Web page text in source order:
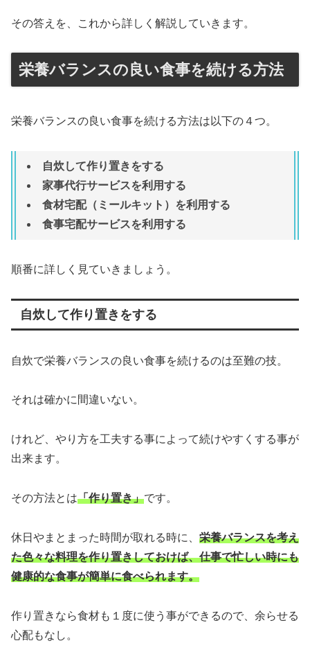
その答えを、これから詳しく解説していきます。
栄養バランスの良い食事を続ける方法
栄養バランスの良い食事を続ける方法は以下の４つ。
自炊して作り置きをする
家事代行サービスを利用する
食材宅配（ミールキット）を利用する
食事宅配サービスを利用する
順番に詳しく見ていきましょう。
自炊して作り置きをする
自炊で栄養バランスの良い食事を続けるのは至難の技。
それは確かに間違いない。
けれど、やり方を工夫する事によって続けやすくする事が
出来ます。
その方法とは「作り置き」です。
休日やまとまった時間が取れる時に、 栄養バランスを考え
た色々な料理を作り置きしておけば、仕事で忙しい時にも
健康的な食事が簡単に食べられます。
作り置きなら食材も１度に使う事ができるので、余らせる
心配もなし。